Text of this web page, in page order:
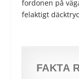
fordonen på
felaktigt
FAKTA